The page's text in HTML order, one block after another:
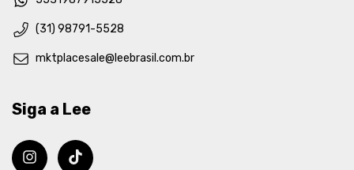
(31) 98791-5528
mktplacesale@leebrasil.com.br
Siga a Lee